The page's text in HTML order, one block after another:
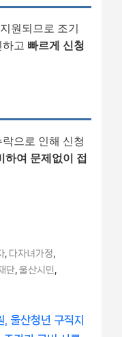
원되므로 조기
하고 빠르게 신청
으로 인해 신청
하여 문제없이 접
다자녀가정
단 울산시민
울산청년 구직지